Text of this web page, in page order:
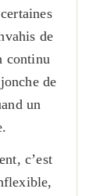
de
continu
de
un
c’est